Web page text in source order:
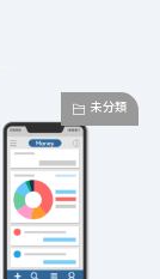
未分類